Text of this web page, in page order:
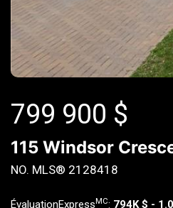
799 900 $
115 Windsor
NO. MLS® 2128418
ÉvaluationExpress MC: 794K $ -